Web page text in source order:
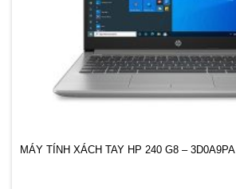
MÁY TÍNH XÁCH TAY HP 240 G8 – 3D0A9PA